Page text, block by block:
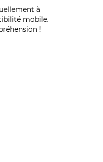
à
mobile.
!